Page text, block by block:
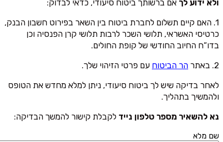
ולא ידוע לך אם ברשותך ביטוח סיעודי, כדאי לבדוק:
1. האם קיים תשלום לחברת ביטוח בין השאר בפירוט חשבון הבנק,
כרטיסי האשראי, תלושי השכר לרבות תלושי קרן הפנסיה וכן
בדו”ח החיוב החודשי של קופת החולים.
2. באתר
הר הביטוח עם פרטי הזיהוי שלך.
לאחר בדיקה שיש לך ביטוח סיעודי, ניתן למלא מחדש את הטופס
ולהמשיך בתהליך.
נא להשאיר מספר טלפון נייד לקבלת קישור להמשך הבדיקה:
שם מלא